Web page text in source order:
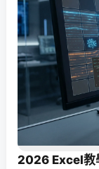
2026 Excel教